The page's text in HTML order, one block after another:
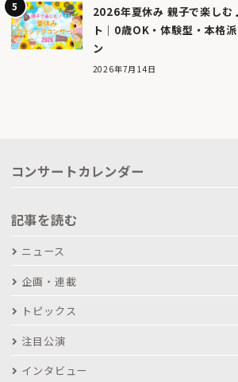
2026年夏休み 親子で楽し
ト｜0歳OK・体験型・本格
ン
2026年7月14日
コンサートカレンダー
記事を読む
ニュース
企画・連載
トピックス
注目公演
インタビュー